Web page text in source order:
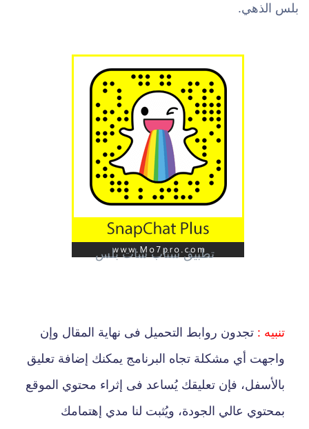
بلس الذهي.
تطبيق سناب شات بلس
تنبيه : تجدون روابط التحميل فى نهاية المقال وإن
واجهت أي مشكلة تجاه البرنامج يمكنك إضافة تعليق
بالأسفل، فإن تعليقك يُساعد فى إثراء محتوي الموقع
بمحتوي عالي الجودة، ويُثبت لنا مدي إهتمامك